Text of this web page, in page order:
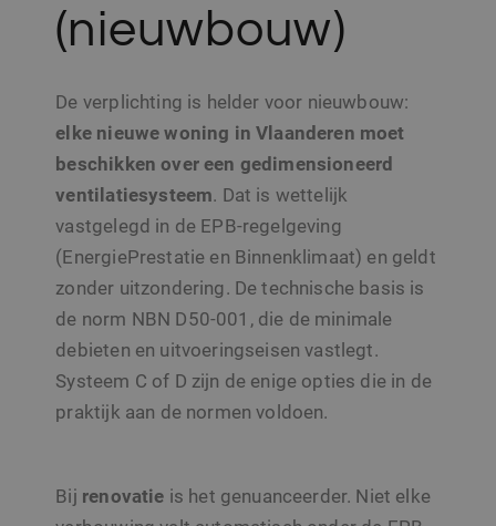
(nieuwbouw)
De verplichting is helder voor nieuwbouw:
elke nieuwe woning in Vlaanderen moet
beschikken over een gedimensioneerd
ventilatiesysteem. Dat is wettelijk
vastgelegd in de EPB-regelgeving
(EnergiePrestatie en Binnenklimaat) en geldt
zonder uitzondering. De technische basis is
de norm NBN D50-001, die de minimale
debieten en uitvoeringseisen vastlegt.
Systeem C of D zijn de enige opties die in de
praktijk aan de normen voldoen.
Bij renovatie is het genuanceerder. Niet elke